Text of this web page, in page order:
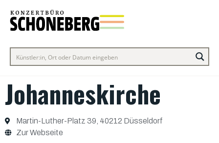
Johanneskirche
Martin-Luther-Platz 39, 40212 Düsseldorf
Zur Webseite